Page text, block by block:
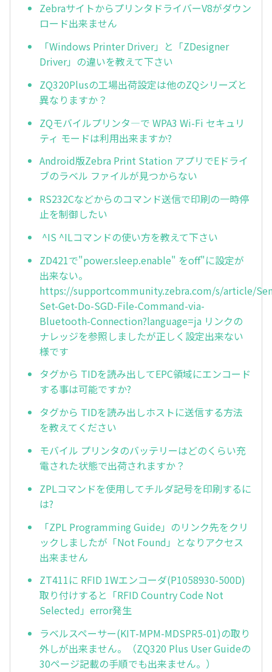
ZebraサイトからプリンタドライバーV8がダウン
ロード出来ません
「Windows Printer Driver」と「ZDesigner
Driver」の違いを教えて下さい
ZQ320Plusの工場出荷設定は他のZQシリーズと
異なりますか？
ZQモバイルプリンタ―で WPA3 Wi-Fi セキュリ
ティ モードは利用出来ますか?
Android版Zebra Print Station アプリでEドライ
ブのラベル ファイルが見つからない
RS232Cなどからのコマンド送信で印刷の一時停
止を制御したい
^IS ^ILコマンドの使い方を教えて下さい
ZD421で"power.sleep.enable" をoff"に設定が
出来ない。
https://supportcommunity.zebra.com/s/article/
Set-Get-Do-SGD-File-Command-via-
Bluetooth-Connection?language=ja リンクの
ナレッジを参照しましたが正しく設定出来ない
様です
タグから TIDを読み出してEPC領域にエンコード
する事は可能ですか?
タグから TIDを読み出しホストに送信する方法
を教えてください
モバイル プリンタのバッテリーはどのくらい充
電された状態で出荷されますか？
ZPLコマンドを使用してチルダ記号を印刷するに
は?
「ZPL Programming Guide」のリンク先をクリ
ックしましたが「Not Found」となりアクセス
出来ません
ZT411に RFID 1Wエンコーダ(P1058930-500D)
取り付けすると「RFID Country Code Not
Selected」error発生
ラベルスペーサー(KIT-MPM-MDSPR5-01)の取り
外しが出来ません。（ZQ320 Plus User Guideの
30ページ記載の手順でも出来ません。）